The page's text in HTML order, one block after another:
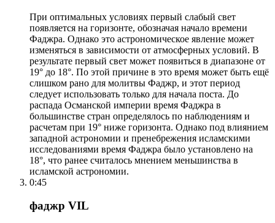
При оптимальных условиях первый слабый свет
появляется на горизонте, обозначая начало времени
Фаджра. Однако это астрономическое явление может
изменяться в зависимости от атмосферных условий. В
результате первый свет может появиться в диапазоне от
19° до 18°. По этой причине в это время может быть ещё
слишком рано для молитвы Фаджр, и этот период
следует использовать только для начала поста. До
распада Османской империи время Фаджра в
большинстве стран определялось по наблюдениям и
расчетам при 19° ниже горизонта. Однако под влиянием
западной астрономии и пренебрежения исламскими
исследованиями время Фаджра было установлено на
18°, что ранее считалось мнением меньшинства в
исламской астрономии.
0:45
фаджр VIL